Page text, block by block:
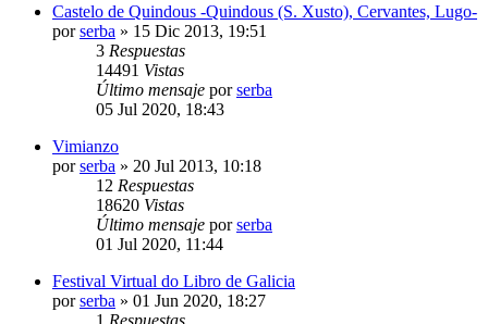
Castelo de Quindous -Quindous (S. Xusto), Cervantes, Lugo-
porserba » 15 Dic 2013, 19:51
3 Respuestas
14491 Vistas
Último mensaje porserba
05 Jul 2020, 18:43
Vimianzo
porserba » 20 Jul 2013, 10:18
12 Respuestas
18620 Vistas
Último mensaje porserba
01 Jul 2020, 11:44
Festival Virtual do Libro de Galicia
porserba » 01 Jun 2020, 18:27
1 Respuestas